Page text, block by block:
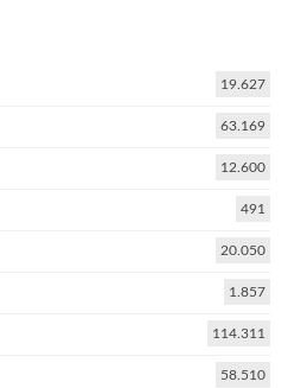
19.627
63.169
12.600
491
20.050
1.857
114.311
58.510